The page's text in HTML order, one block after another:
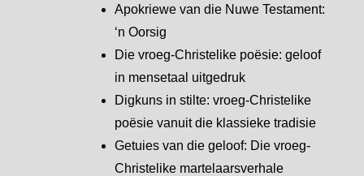
Apokriewe van die Nuwe Testament:
‘n Oorsig
Die vroeg-Christelike poësie: geloof
in mensetaal uitgedruk
Digkuns in stilte: vroeg-Christelike
poësie vanuit die klassieke tradisie
Getuies van die geloof: Die vroeg-
Christelike martelaarsverhale